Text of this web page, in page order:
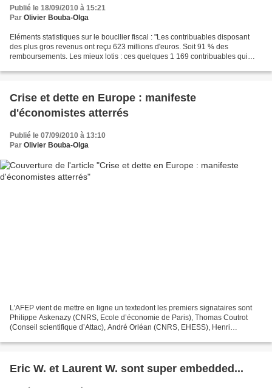
Publié le 18/09/2010 à 15:21
Par Olivier Bouba-Olga
Eléments statistiques sur le boucllier fiscal : "Les contribuables disposant
des plus gros revenus ont reçu 623 millions d'euros. Soit 91 % des
remboursements. Les mieux lotis : ces quelques 1 169 contribuables qui
Crise et dette en Europe : manifeste
d'économistes atterrés
Publié le 07/09/2010 à 13:10
Par Olivier Bouba-Olga
L'AFEP vient de mettre en ligne un textedont les premiers signataires sont
Philippe Askenazy (CNRS, Ecole d’économie de Paris), Thomas Coutrot
(Conseil scientifique d’Attac), André Orléan (CNRS, EHESS), Henri
Eric W. et Laurent W. sont super embedded...